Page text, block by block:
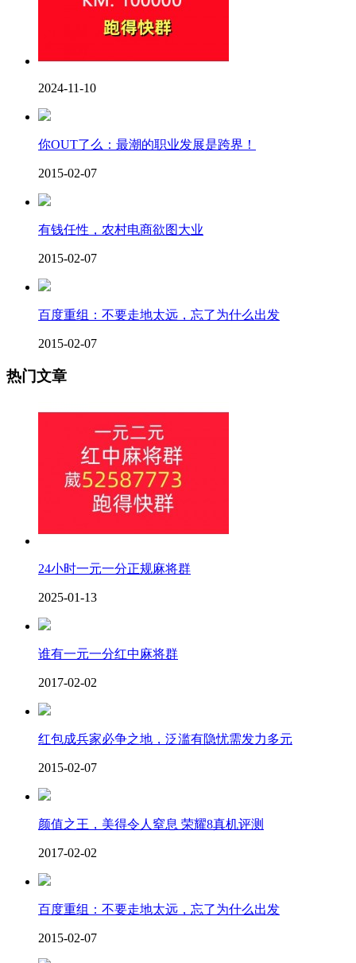
2024-11-10
你OUT了么：最潮的职业发展是跨界！
2015-02-07
有钱任性，农村电商欲图大业
2015-02-07
百度重组：不要走地太远，忘了为什么出发
2015-02-07
热门文章
24小时一元一分正规麻将群
2025-01-13
谁有一元一分红中麻将群
2017-02-02
红包成兵家必争之地，泛滥有隐忧需发力多元
2015-02-07
颜值之王，美得令人窒息 荣耀8真机评测
2017-02-02
百度重组：不要走地太远，忘了为什么出发
2015-02-07